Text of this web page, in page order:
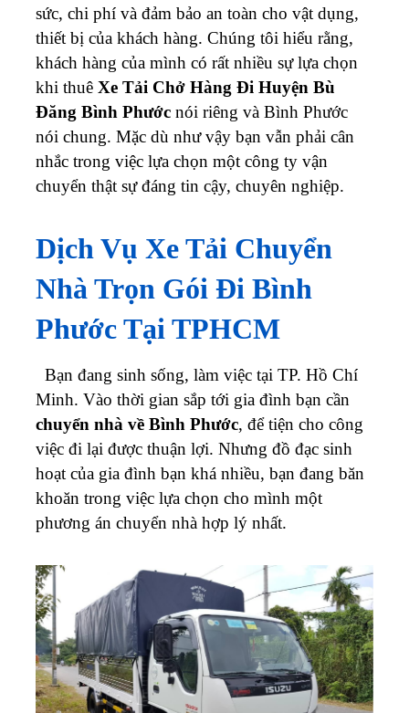
sức, chi phí và đảm bảo an toàn cho vật dụng,
thiết bị của khách hàng. Chúng tôi hiểu rằng,
khách hàng của mình có rất nhiều sự lựa chọn
khi thuê Xe Tải Chở Hàng Đi Huyện Bù
Đăng Bình Phước nói riêng và Bình Phước
nói chung. Mặc dù như vậy bạn vẫn phải cân
nhắc trong việc lựa chọn một công ty vận
chuyển thật sự đáng tin cậy, chuyên nghiệp.
Dịch Vụ Xe Tải Chuyển
Nhà Trọn Gói Đi Bình
Phước Tại TPHCM
Bạn đang sinh sống, làm việc tại TP. Hồ Chí
Minh. Vào thời gian sắp tới gia đình bạn cần
chuyển nhà về Bình Phước, để tiện cho công
việc đi lại được thuận lợi. Nhưng đồ đạc sinh
hoạt của gia đình bạn khá nhiều, bạn đang băn
khoăn trong việc lựa chọn cho mình một
phương án chuyển nhà hợp lý nhất.